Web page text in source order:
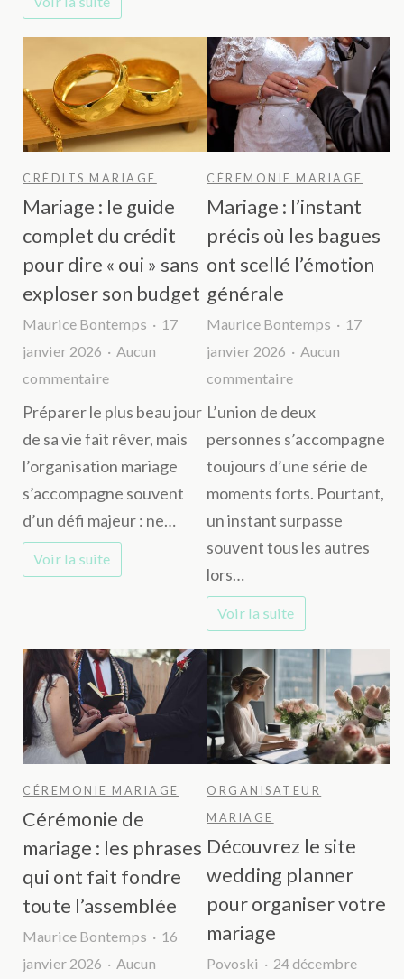
faire
une
expérience
d’exception
?
CRÉDITS MARIAGE
Mariage : le guide
complet du crédit
pour dire « oui » sans
exploser son budget
Maurice Bontemps
17
janvier 2026
Aucun
commentairesur
Mariage
complet
du
crédit
«
oui
»
sans
exploser
son
budget
Préparer le plus beau jour
de sa vie fait rêver, mais
l’organisation mariage
s’accompagne souvent
d’un défi majeur : ne…
Voir la suite
CÉREMONIE MARIAGE
Mariage : l’instant
précis où les bagues
ont scellé l’émotion
générale
Maurice Bontemps
17
janvier 2026
Aucun
commentairesur
:
l’instant
précis
les
ont
scellé
l’émotion
générale
L’union de deux
personnes s’accompagne
toujours d’une série de
moments forts. Pourtant,
un instant surpasse
souvent tous les autres
lors…
Voir la suite
CÉREMONIE MARIAGE
Cérémonie de
mariage : les phrases
qui ont fait fondre
toute l’assemblée
Maurice Bontemps
16
janvier 2026
Aucun
ORGANISATEUR
MARIAGE
Découvrez le site
wedding planner
pour organiser votre
mariage
Povoski
24 décembre